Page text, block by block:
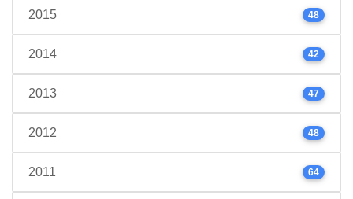
2015 48
2014 42
2013 47
2012 48
2011 64